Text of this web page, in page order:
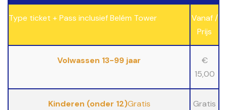
Type ticket + Pass inclusief Belém Tower
Vanaf /
Prijs
Volwassen 13-99 jaar
€
15,00
Kinderen (onder 12)Gratis Gratis